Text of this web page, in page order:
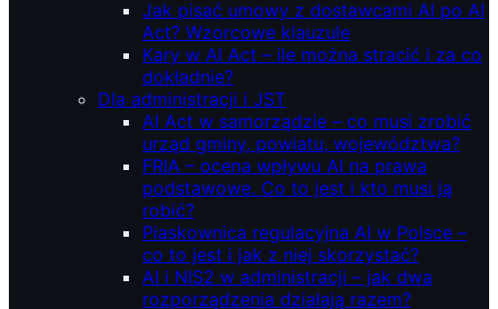
Jak pisać umowy z dostawcami AI po AI
Act? Wzorcowe klauzule
Kary w AI Act – ile można stracić i za co
dokładnie?
Dla administracji i JST
AI Act w samorządzie – co musi zrobić
urząd gminy, powiatu, województwa?
FRIA – ocena wpływu AI na prawa
podstawowe. Co to jest i kto musi ją
robić?
Piaskownica regulacyjna AI w Polsce –
co to jest i jak z niej skorzystać?
AI i NIS2 w administracji – jak dwa
rozporządzenia działają razem?